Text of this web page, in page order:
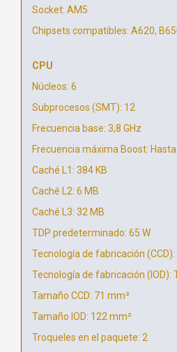
Socket: AM5
Chipsets compatibles: A620,
CPU
Núcleos: 6
Subprocesos (SMT): 12
Frecuencia base: 3,8 GHz
Frecuencia máxima Boost: Hasta
Caché L1: 384 KB
Caché L2: 6 MB
Caché L3: 32 MB
TDP predeterminado: 65 W
Tecnología de fabricación (CCD):
Tecnología de fabricación (IOD):
Tamaño CCD: 71 mm²
Tamaño IOD: 122 mm²
Troqueles en el paquete: 2